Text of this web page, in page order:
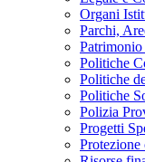
Organi
Parchi,
Politiche
Politiche
Politiche
Polizia
Progetti